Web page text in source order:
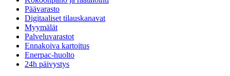
Päävarasto
Digitaaliset tilauskanavat
Myymälät
Palveluvarastot
Ennakoiva kartoitus
Enerpac-huolto
24h päivystys